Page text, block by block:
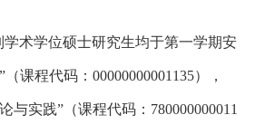
学术学位硕士研究生均于第一学期安
” （课程代码： 00000000001135），
与实践”（课程代码： 780000000011